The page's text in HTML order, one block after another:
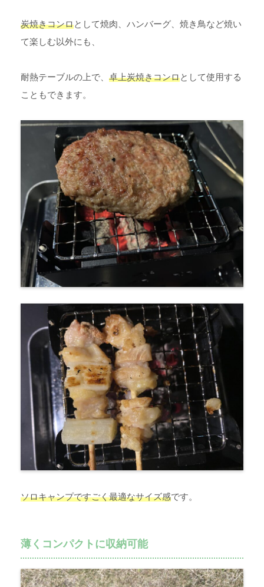
炭焼きコンロとして焼肉、ハンバーグ、焼き鳥など焼い
て楽しむ以外にも、
耐熱テーブルの上で、 卓上炭焼きコンロとして使用する
こともできます。
ソロキャンプですごく最適なサイズ感です。
薄くコンパクトに収納可能